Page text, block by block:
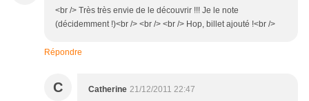
<br /> Très très envie de le découvrir !!! Je le note
(décidemment !)<br /> <br /> <br /> Hop, billet ajouté !<br />
Répondre
C Catherine 21/12/2011 22:47